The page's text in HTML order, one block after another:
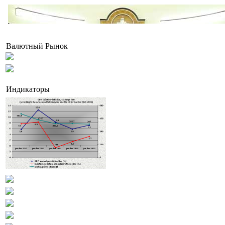
Валютный Рынок
Индикаторы